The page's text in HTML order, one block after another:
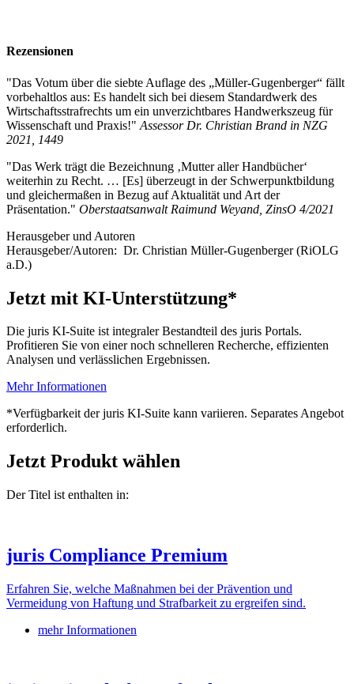
Rezensionen
"Das Votum über die siebte Auflage des „Müller-Gugenberger“ fällt
vorbehaltlos aus: Es handelt sich bei diesem Standardwerk des
Wirtschaftsstrafrechts um ein unverzichtbares Handwerkszeug für
Wissenschaft und Praxis!" Assessor Dr. Christian Brand in NZG
2021, 1449
"Das Werk trägt die Bezeichnung ‚Mutter aller Handbücher‘
weiterhin zu Recht. … [Es] überzeugt in der Schwerpunktbildung
und gleichermaßen in Bezug auf Aktualität und Art der
Präsentation." Oberstaatsanwalt Raimund Weyand, ZinsO 4/2021
Herausgeber und Autoren
Herausgeber/Autoren: Dr. Christian Müller-Gugenberger (RiOLG
a.D.)
Jetzt mit KI-Unterstützung*
Die juris KI-Suite ist integraler Bestandteil des juris Portals.
Profitieren Sie von einer noch schnelleren Recherche, effizienten
Analysen und verlässlichen Ergebnissen.
Mehr Informationen
*Verfügbarkeit der juris KI-Suite kann variieren. Separates Angebot
erforderlich.
Jetzt Produkt wählen
Der Titel ist enthalten in:
juris Compliance Premium
Erfahren Sie, welche Maßnahmen bei der Prävention und
Vermeidung von Haftung und Strafbarkeit zu ergreifen sind.
mehr Informationen